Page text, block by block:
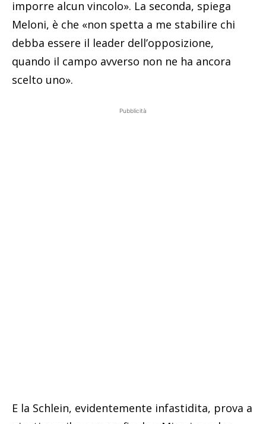
imporre alcun vincolo». La seconda, spiega
Meloni, è che «non spetta a me stabilire chi
debba essere il leader dell’opposizione,
quando il campo avverso non ne ha ancora
scelto uno».
Pubblicità
E la Schlein, evidentemente infastidita, prova a